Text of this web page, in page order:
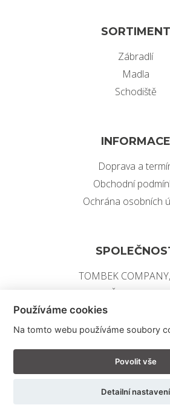
SORTIMENT
Zábradlí
Madla
Schodiště
INFORMACE
Doprava a
Obchodní
Ochrána osobních
TOMBEK
IČ: 07209479
ID datové schránky:
Upravit nastavení cookies, Copyright
Shopea.cz
Používáme cookies
Na tomto webu používáme soubory
Povolit vše
Detailní nastavení